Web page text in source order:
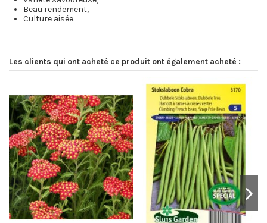
Beau rendement,
Culture aisée.
Les clients qui ont acheté ce produit ont également acheté :